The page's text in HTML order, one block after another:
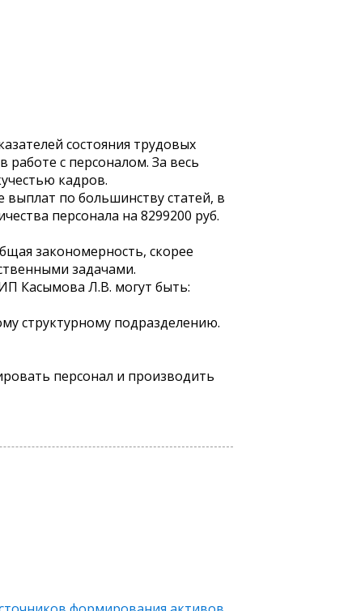
состояния трудовых
с персоналом. За весь
кадров.
по большинству статей, в
персонала на 8299200 руб.
закономерность, скорее
задачами.
Касымова Л.В. могут быть:
структурному подразделению.
персонал и производить